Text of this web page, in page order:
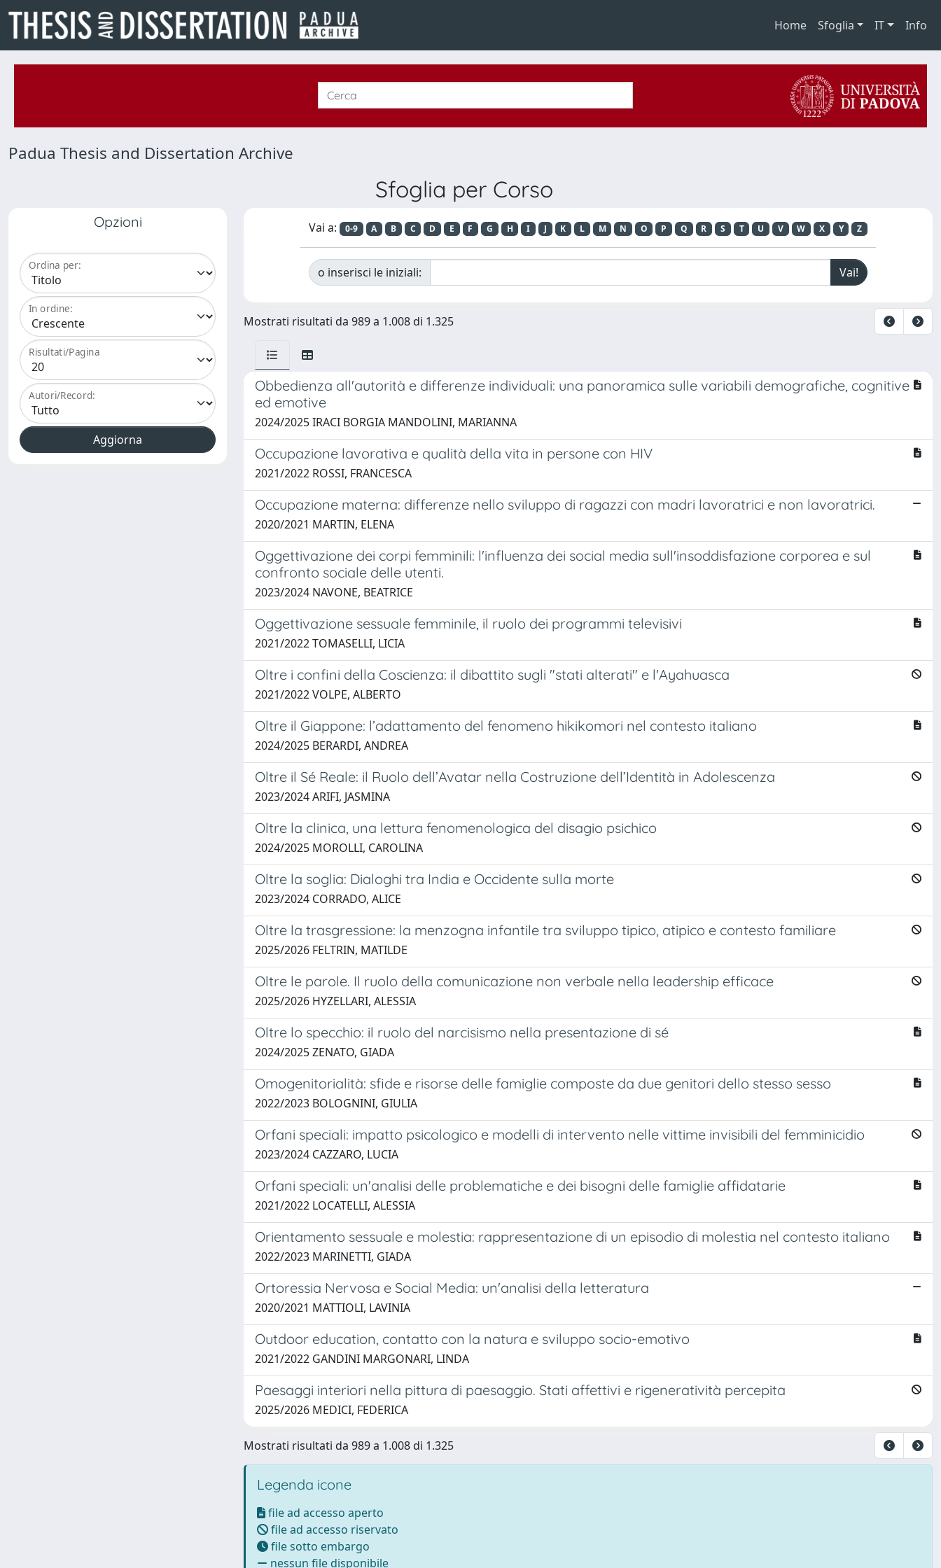
Home Sfoglia IT Info
Padua Thesis and Dissertation Archive
Sfoglia per Corso
Opzioni
Ordina per:
In ordine:
Risultati/Pagina
Autori/Record:
Vai a: 0-9 A B C D E F G H I J K L M N O P Q R S T U V W X Y Z
o inserisci le iniziali:
Mostrati risultati da 989 a 1.008 di 1.325
Obbedienza all'autorità e differenze individuali: una panoramica sulle variabili demografiche, cognitive
ed emotive
2024/2025 IRACI BORGIA MANDOLINI, MARIANNA
Occupazione lavorativa e qualità della vita in persone con HIV
2021/2022 ROSSI, FRANCESCA
Occupazione materna: differenze nello sviluppo di ragazzi con madri lavoratrici e non lavoratrici.
2020/2021 MARTIN, ELENA
Oggettivazione dei corpi femminili: l'influenza dei social media sull'insoddisfazione corporea e sul
confronto sociale delle utenti.
2023/2024 NAVONE, BEATRICE
Oggettivazione sessuale femminile, il ruolo dei programmi televisivi
2021/2022 TOMASELLI, LICIA
Oltre i confini della Coscienza: il dibattito sugli "stati alterati" e l'Ayahuasca
2021/2022 VOLPE, ALBERTO
Oltre il Giappone: l’adattamento del fenomeno hikikomori nel contesto italiano
2024/2025 BERARDI, ANDREA
Oltre il Sé Reale: il Ruolo dell’Avatar nella Costruzione dell’Identità in Adolescenza
2023/2024 ARIFI, JASMINA
Oltre la clinica, una lettura fenomenologica del disagio psichico
2024/2025 MOROLLI, CAROLINA
Oltre la soglia: Dialoghi tra India e Occidente sulla morte
2023/2024 CORRADO, ALICE
Oltre la trasgressione: la menzogna infantile tra sviluppo tipico, atipico e contesto familiare
2025/2026 FELTRIN, MATILDE
Oltre le parole. Il ruolo della comunicazione non verbale nella leadership efficace
2025/2026 HYZELLARI, ALESSIA
Oltre lo specchio: il ruolo del narcisismo nella presentazione di sé
2024/2025 ZENATO, GIADA
Omogenitorialità: sfide e risorse delle famiglie composte da due genitori dello stesso sesso
2022/2023 BOLOGNINI, GIULIA
Orfani speciali: impatto psicologico e modelli di intervento nelle vittime invisibili del femminicidio
2023/2024 CAZZARO, LUCIA
Orfani speciali: un'analisi delle problematiche e dei bisogni delle famiglie affidatarie
2021/2022 LOCATELLI, ALESSIA
Orientamento sessuale e molestia: rappresentazione di un episodio di molestia nel contesto italiano
2022/2023 MARINETTI, GIADA
Ortoressia Nervosa e Social Media: un'analisi della letteratura
2020/2021 MATTIOLI, LAVINIA
Outdoor education, contatto con la natura e sviluppo socio-emotivo
2021/2022 GANDINI MARGONARI, LINDA
Paesaggi interiori nella pittura di paesaggio. Stati affettivi e rigeneratività percepita
2025/2026 MEDICI, FEDERICA
Mostrati risultati da 989 a 1.008 di 1.325
Legenda icone
file ad accesso aperto
file ad accesso riservato
file sotto embargo
nessun file disponibile